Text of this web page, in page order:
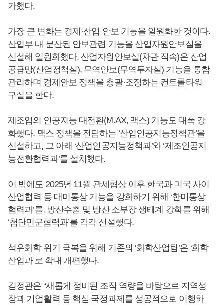
가했다.
가장 큰 변화는 경제·산업 안보 기능을 일원화한 것이다.
산업부 내 분산된 안보관련 기능을 산업자원안보실을
신설해 일원화했다. 산업자원안보실(차관 직속)은 산업
공급망(산업정책실), 무역안보(무역투자실) 기능을 통합
관리하며 경제안보 정책을 총괄·조정하는 컨트롤타워
구실을 한다.
제조업의 인공지능 대전환(M.AX, 맥스) 기능도 대폭 강
화했다. 맥스 정책을 전담하는 ‘산업인공지능정책관’을
신설하고, 그 아래 ‘산업인공지능정책과’와 ‘제조인공지
능전환협력과’를 설치했다.
이 밖에도 2025년 11월 관세협상 이후 한국과 미국 사이
산업협력 등 대미통상 기능을 강화하기 위해 ‘한미통상
협력과’를, 방산수출 및 방산 소부장 생태계 강화를 위해
‘첨단민군협력과’를 각각 신설했다.
석유화학 위기 극복을 위해 기존의 ‘화학산업팀’은 ‘화학
산업과’로 확대 개편했다.
김정관은 “새롭게 정비된 조직 역량을 바탕으로 지역성
장과 기업활력 등 핵심 국정과제를 성공적으로 이행하